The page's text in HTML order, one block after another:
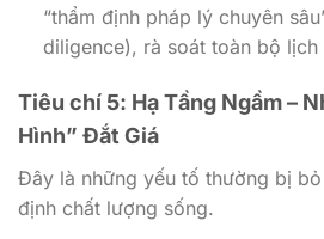
“thẩm định pháp lý chuyên
diligence), rà soát toàn bộ lịch
Tiêu chí 5: Hạ Tầng Ngầm –
Hình” Đắt Giá
Đây là những yếu tố thường bị
định chất lượng sống.